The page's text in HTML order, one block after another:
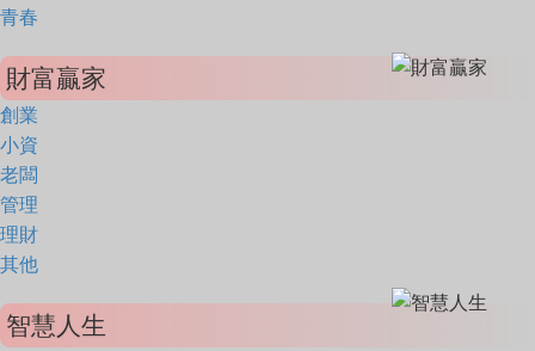
青春
財富贏家
創業
小資
老闆
管理
理財
其他
智慧人生